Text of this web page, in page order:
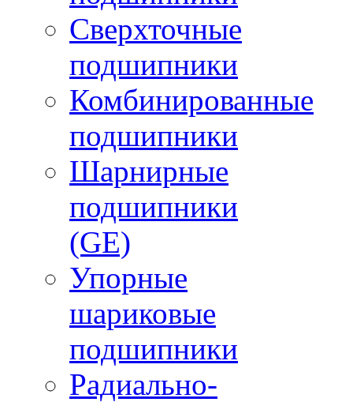
Сверхточные
подшипники
Комбинированные
подшипники
Шарнирные
подшипники
(GE)
Упорные
шариковые
подшипники
Радиально-